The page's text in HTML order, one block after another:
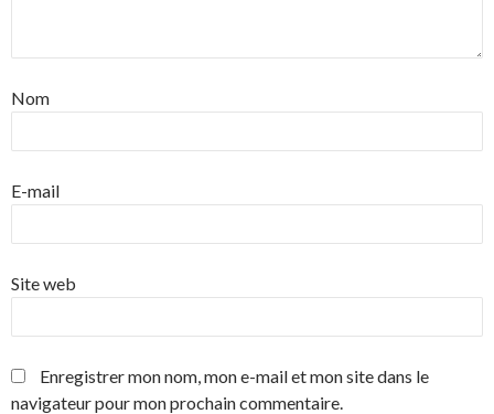
Nom
E-mail
Site web
Enregistrer mon nom, mon e-mail et mon site dans le
navigateur pour mon prochain commentaire.